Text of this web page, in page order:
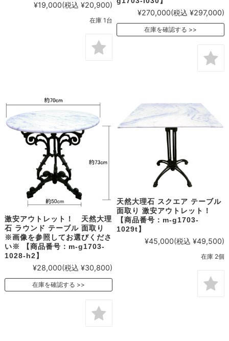
¥19,000(税込 ¥20,900)
在庫 1台
¥270,000(税込 ¥297,000)
在庫を確認する
激安アウトレット！ 天然大理
石 ラウンド テーブル 面取り
※画像を参照してお選びくださ
い※ 【商品番号：m-g1703-
1028-h2】
¥28,000(税込 ¥30,800)
在庫を確認する
天然大理石 スクエア テーブル
面取り 激安アウトレット！
【商品番号：m-g1703-
1029t】
¥45,000(税込 ¥49,500)
在庫 2個